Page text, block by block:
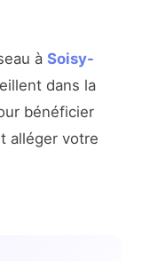
à Soisy-
dans la
bénéficier
alléger votre